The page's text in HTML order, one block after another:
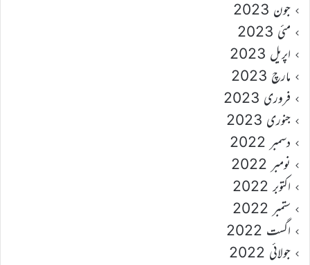
جون 2023
مئی 2023
اپریل 2023
مارچ 2023
فروری 2023
جنوری 2023
دسمبر 2022
نومبر 2022
اکتوبر 2022
ستمبر 2022
اگست 2022
جولائی 2022